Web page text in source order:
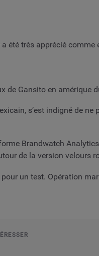
très apprécié
de Gansito en amérique
s’est indigné de ne
Brandwatch Analytics.
de la version velours
un test. Opération